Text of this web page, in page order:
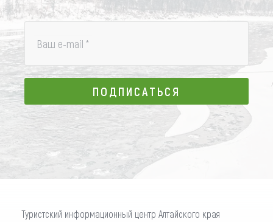
Ваш e-mail *
ПОДПИСАТЬСЯ
ПОДПИСАТЬСЯ
Туристский информационный центр Алтайского края